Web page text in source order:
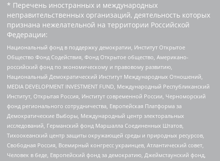
* Перечень иностранных и международных
неправительственных организаций, деятельность которых
признана нежелательной на территории Российской
Федерации:
Национальный фонд в поддержку демократии, Институт Открытое
Общество Фонд Содействия, Фонд Открытое общество, Американо-
российский фонд по экономическому и правовому развитию,
Национальный Демократический Институт Международных Отношений,
MEDIA DEVELOPMENT INVESTMENT FUND, Международный Республиканский
Институт, Открытая Россия, Институт современной России, Черноморский
фонд регионального сотрудничества, Европейская Платформа за
Демократические Выборы, Международный центр электоральных
исследований, Германский фонд Маршалла Соединенных Штатов,
Тихоокеанский центр защиты окружающей среды и природных ресурсов,
Свободная Россия, Всемирный конгресс украинцев, Атлантический совет,
Человек в беде, Европейский фонд за демократию, Джеймстаунский фонд,